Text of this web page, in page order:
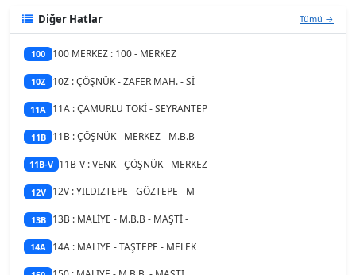
Diğer Hatlar Tümü →
100 100 MERKEZ : 100 - MERKEZ
10Z 10Z : ÇÖŞNÜK - ZAFER MAH. - Sİ
11A 11A : ÇAMURLU TOKİ - SEYRANTEP
11B 11B : ÇÖŞNÜK - MERKEZ - M.B.B
11B-V 11B-V : VENK - ÇÖŞNÜK - MERKEZ
12V 12V : YILDIZTEPE - GÖZTEPE - M
13B 13B : MALİYE - M.B.B - MAŞTİ -
14A 14A : MALİYE - TAŞTEPE - MELEK